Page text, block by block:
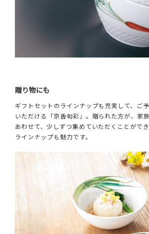
贈り物にも
ギフトセットのラインナップも充実して、ご
いただける「京香旬彩」。贈られた方が、家
あわせて、少しずつ集めていただくことがで
ラインナップも魅力です。